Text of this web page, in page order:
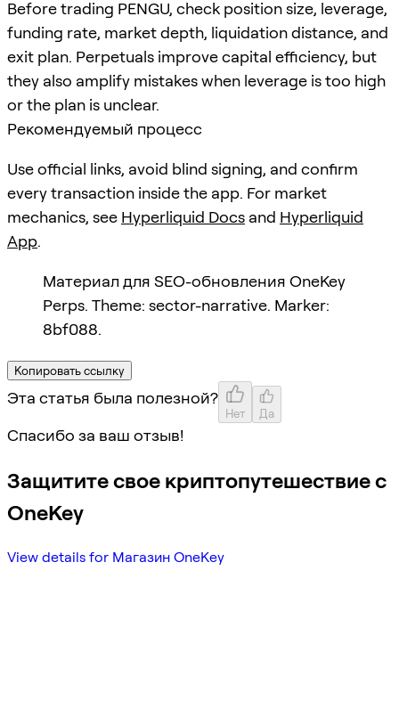
Before trading PENGU, check position size, leverage,
funding rate, market depth, liquidation distance, and
exit plan. Perpetuals improve capital efficiency, but
they also amplify mistakes when leverage is too high
or the plan is unclear.
Рекомендуемый процесс
Use official links, avoid blind signing, and confirm
every transaction inside the app. For market
mechanics, see Hyperliquid Docs and Hyperliquid
App.
Материал для SEO-обновления OneKey
Perps. Theme: sector-narrative. Marker:
8bf088.
Копировать ссылку
Эта статья была полезной?
Нет Да
Спасибо за ваш отзыв!
Защитите свое криптопутешествие с
OneKey
View details for Магазин OneKey